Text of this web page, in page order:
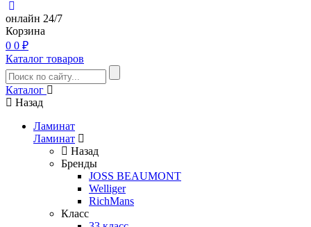
онлайн 24/7
Корзина
0 0 ₽
Каталог товаров
Каталог
Назад
Ламинат
Ламинат
Назад
Бренды
JOSS BEAUMONT
Welliger
RichMans
Класс